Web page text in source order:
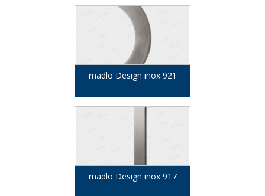
madlo Design inox 921
madlo Design inox 917